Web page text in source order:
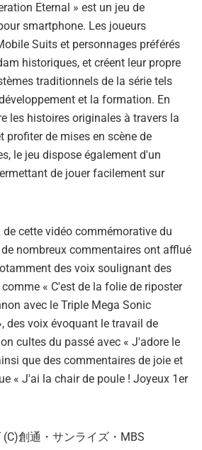
Eternal » est un jeu de
smartphone. Les joueurs
Suits et personnages préférés
historiques, et créent leur propre
traditionnels de la série tels
et la formation. En
les histoires originales à travers la
profiter de mises en scène de
le jeu dispose également d'un
de jouer facilement sur
cette vidéo commémorative du
nombreux commentaires ont afflué
des voix soulignant des
« C'est de la folie de riposter
avec le Triple Mega Sonic
des voix évoquant le travail de
cultes du passé avec « J'adore le
que des commentaires de joie et
« J'ai la chair de poule ! Joyeux 1er
創通・サンライズ・MBS